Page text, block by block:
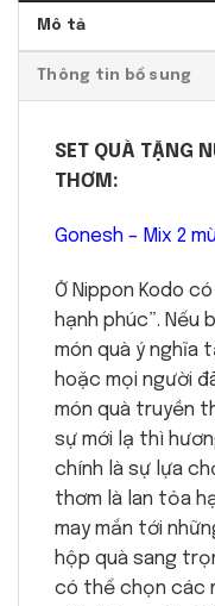
Mô tả
Thông tin bổ sung
SET QUÀ TẶNG
THƠM:
Gonesh – Mix 2
Ở Nippon Kodo
hạnh phúc”. Nếu
món quà ý nghĩa
hoặc mọi người
món quà truyền
sự mới lạ thì
chính là sự lựa
thơm là lan tỏa
may mắn tới
hộp quà sang
có thể chọn các